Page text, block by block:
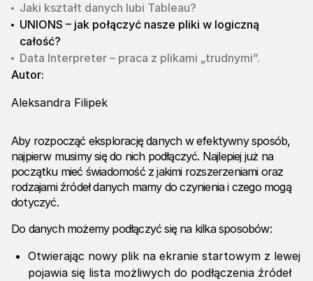
Jaki kształt danych lubi Tableau?
UNIONS – jak połączyć nasze pliki w logiczną
całość?
Data Interpreter – praca z plikami „trudnymi”.
Autor:
Aleksandra Filipek
Aby rozpocząć eksplorację danych w efektywny sposób,
najpierw musimy się do nich podłączyć. Najlepiej już na
początku mieć świadomość z jakimi rozszerzeniami oraz
rodzajami źródeł danych mamy do czynienia i czego mogą
dotyczyć.
Do danych możemy podłączyć się na kilka sposobów:
Otwierając nowy plik na ekranie startowym z lewej
pojawia się lista możliwych do podłączenia źródeł